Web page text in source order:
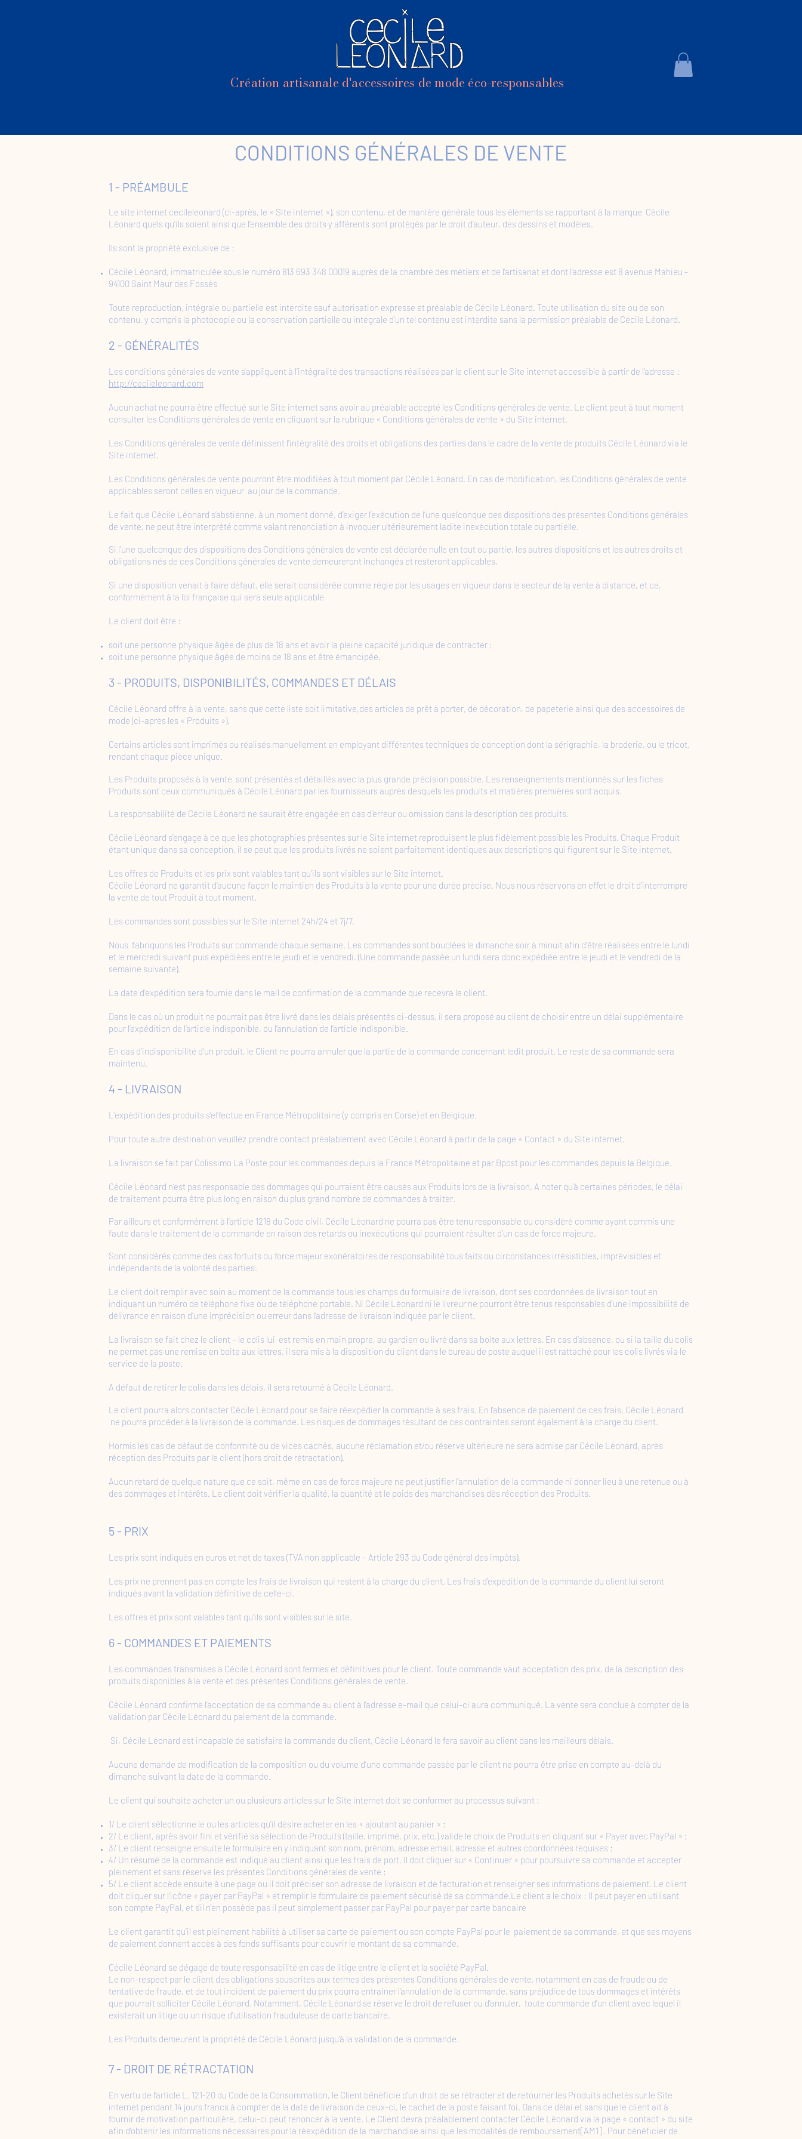
Création artisanale d'accessoires de mode éco-responsables
CONDITIONS GÉNÉRALES DE VENTE
1 - PRÉAMBULE
Le site internet cecileleonard (ci-après, le « Site internet »), son contenu, et de manière générale tous les éléments se rapportant à la marque Cécile
Léonard quels qu’ils soient ainsi que l’ensemble des droits y afférents sont protégés par le droit d’auteur, des dessins et modèles.
Ils sont la propriété exclusive de :
Cécile Léonard, immatriculée sous le numéro 813 693 348 00019 auprès de la chambre des métiers et de l’artisanat et dont l’adresse est 8 avenue Mahieu -
94100 Saint Maur des Fossés
Toute reproduction, intégrale ou partielle est interdite sauf autorisation expresse et préalable de Cécile Léonard. Toute utilisation du site ou de son
contenu, y compris la photocopie ou la conservation partielle ou intégrale d’un tel contenu est interdite sans la permission préalable de Cécile Léonard.
​2 - GÉNÉRALITÉS
Les conditions générales de vente s'appliquent à l’intégralité des transactions réalisées par le client sur le Site internet accessible à partir de l’adresse :
http://cecileleonard.com
Aucun achat ne pourra être effectué sur le Site internet sans avoir au préalable accepté les Conditions générales de vente. Le client peut à tout moment
consulter les Conditions générales de vente en cliquant sur la rubrique « Conditions générales de vente » du Site internet.
Les Conditions générales de vente définissent l’intégralité des droits et obligations des parties dans le cadre de la vente de produits Cécile Léonard via le
Site internet.
Les Conditions générales de vente pourront être modifiées à tout moment par Cécile Léonard. En cas de modification, les Conditions générales de vente
applicables seront celles en vigueur au jour de la commande.
Le fait que Cécile Léonard s’abstienne, à un moment donné, d’exiger l’exécution de l’une quelconque des dispositions des présentes Conditions générales
de vente, ne peut être interprété comme valant renonciation à invoquer ultérieurement ladite inexécution totale ou partielle.
Si l’une quelconque des dispositions des Conditions générales de vente est déclarée nulle en tout ou partie, les autres dispositions et les autres droits et
obligations nés de ces Conditions générales de vente demeureront inchangés et resteront applicables.
Si une disposition venait à faire défaut, elle serait considérée comme régie par les usages en vigueur dans le secteur de la vente à distance, et ce,
conformément à la loi française qui sera seule applicable
Le client doit être :
soit une personne physique âgée de plus de 18 ans et avoir la pleine capacité juridique de contracter ;
soit une personne physique âgée de moins de 18 ans et être émancipée.
​3 - PRODUITS, DISPONIBILITÉS, COMMANDES ET DÉLAIS
Cécile Léonard offre à la vente, sans que cette liste soit limitative,des articles de prêt à porter, de décoration, de papeterie ainsi que des accessoires de
mode (ci-après les « Produits »).
Certains articles sont imprimés ou réalisés manuellement en employant différentes techniques de conception dont la sérigraphie, la broderie, ou le tricot,
rendant chaque pièce unique.
Les Produits proposés à la vente sont présentés et détaillés avec la plus grande précision possible. Les renseignements mentionnés sur les fiches
Produits sont ceux communiqués à Cécile Léonard par les fournisseurs auprès desquels les produits et matières premières sont acquis.
La responsabilité de Cécile Léonard ne saurait être engagée en cas d’erreur ou omission dans la description des produits.
Cécile Léonard s’engage à ce que les photographies présentes sur le Site internet reproduisent le plus fidèlement possible les Produits. Chaque Produit
étant unique dans sa conception, il se peut que les produits livrés ne soient parfaitement identiques aux descriptions qui figurent sur le Site internet.
Les offres de Produits et les prix sont valables tant qu’ils sont visibles sur le Site internet.
Cécile Léonard ne garantit d’aucune façon le maintien des Produits à la vente pour une durée précise. Nous nous réservons en effet le droit d’interrompre
la vente de tout Produit à tout moment.
Les commandes sont possibles sur le Site internet 24h/24 et 7j/7.
Nous fabriquons les Produits sur commande chaque semaine. Les commandes sont bouclées le dimanche soir à minuit afin d’être réalisées entre le lundi
et le mercredi suivant puis expédiées entre le jeudi et le vendredi. (Une commande passée un lundi sera donc expédiée entre le jeudi et le vendredi de la
semaine suivante).
La date d’expédition sera fournie dans le mail de confirmation de la commande que recevra le client.
Dans le cas où un produit ne pourrait pas être livré dans les délais présentés ci-dessus, il sera proposé au client de choisir entre un délai supplémentaire
pour l’expédition de l’article indisponible, ou l’annulation de l’article indisponible.
En cas d’indisponibilité d’un produit, le Client ne pourra annuler que la partie de la commande concernant ledit produit. Le reste de sa commande sera
maintenu.
​4 - LIVRAISON
L’expédition des produits s’effectue en France Métropolitaine (y compris en Corse) et en Belgique.
Pour toute autre destination veuillez prendre contact préalablement avec Cécile Léonard à partir de la page « Contact » du Site internet.
La livraison se fait par Colissimo La Poste pour les commandes depuis la France Métropolitaine et par Bpost pour les commandes depuis la Belgique.
Cécile Léonard n’est pas responsable des dommages qui pourraient être causés aux Produits lors de la livraison. A noter qu’à certaines périodes, le délai
de traitement pourra être plus long en raison du plus grand nombre de commandes à traiter.
Par ailleurs et conformément à l’article 1218 du Code civil, Cécile Léonard ne pourra pas être tenu responsable ou considéré comme ayant commis une
faute dans le traitement de la commande en raison des retards ou inexécutions qui pourraient résulter d’un cas de force majeure.
Sont considérés comme des cas fortuits ou force majeur exonératoires de responsabilité tous faits ou circonstances irrésistibles, imprévisibles et
indépendants de la volonté des parties.
Le client doit remplir avec soin au moment de la commande tous les champs du formulaire de livraison, dont ses coordonnées de livraison tout en
indiquant un numéro de téléphone fixe ou de téléphone portable. Ni Cécile Léonard ni le livreur ne pourront être tenus responsables d’une impossibilité de
délivrance en raison d’une imprécision ou erreur dans l’adresse de livraison indiquée par le client.
La livraison se fait chez le client – le colis lui est remis en main propre, au gardien ou livré dans sa boite aux lettres. En cas d’absence, ou si la taille du colis
ne permet pas une remise en boite aux lettres, il sera mis à la disposition du client dans le bureau de poste auquel il est rattaché pour les colis livrés via le
service de la poste.
A défaut de retirer le colis dans les délais, il sera retourné à Cécile Léonard.
Le client pourra alors contacter Cécile Léonard pour se faire réexpédier la commande à ses frais. En l’absence de paiement de ces frais, Cécile Léonard
ne pourra procéder à la livraison de la commande. Les risques de dommages résultant de ces contraintes seront également à la charge du client.
Hormis les cas de défaut de conformité ou de vices cachés, aucune réclamation et/ou réserve ultérieure ne sera admise par Cécile Léonard, après
réception des Produits par le client (hors droit de rétractation).
Aucun retard de quelque nature que ce soit, même en cas de force majeure ne peut justifier l’annulation de la commande ni donner lieu à une retenue ou à
des dommages et intérêts. Le client doit vérifier la qualité, la quantité et le poids des marchandises dès réception des Produits.
​5 - PRIX
Les prix sont indiqués en euros et net de taxes (TVA non applicable – Article 293 du Code général des impôts).
Les prix ne prennent pas en compte les frais de livraison qui restent à la charge du client. Les frais d’expédition de la commande du client lui seront
indiqués avant la validation définitive de celle-ci.
Les offres et prix sont valables tant qu’ils sont visibles sur le site.
​6 - COMMANDES ET PAIEMENTS
Les commandes transmises à Cécile Léonard sont fermes et définitives pour le client. Toute commande vaut acceptation des prix, de la description des
produits disponibles à la vente et des présentes Conditions générales de vente.
Cécile Léonard confirme l’acceptation de sa commande au client à l’adresse e-mail que celui-ci aura communiqué. La vente sera conclue à compter de la
validation par Cécile Léonard du paiement de la commande.
Si, Cécile Léonard est incapable de satisfaire la commande du client, Cécile Léonard le fera savoir au client dans les meilleurs délais.
Aucune demande de modification de la composition ou du volume d’une commande passée par le client ne pourra être prise en compte au-delà du
dimanche suivant la date de la commande.
Le client qui souhaite acheter un ou plusieurs articles sur le Site internet doit se conformer au processus suivant :
1/ Le client sélectionne le ou les articles qu’il désire acheter en les « ajoutant au panier » ;
2/ Le client, après avoir fini et vérifié sa sélection de Produits (taille, imprimé, prix, etc.) valide le choix de Produits en cliquant sur « Payer avec PayPal » ;
3/ Le client renseigne ensuite le formulaire en y indiquant son nom, prénom, adresse email, adresse et autres coordonnées requises ;
4/ Un résumé de la commande est indiqué au client ainsi que les frais de port. Il doit cliquer sur « Continuer » pour poursuivre sa commande et accepter
pleinement et sans réserve les présentes Conditions générales de vente ;
5/ Le client accède ensuite à une page ou il doit préciser son adresse de livraison et de facturation et renseigner ses informations de paiement. Le client
doit cliquer sur l’icône « payer par PayPal » et remplir le formulaire de paiement sécurisé de sa commande.Le client a le choix : Il peut payer en utilisant
son compte PayPal, et s'il n'en possède pas il peut simplement passer par PayPal pour payer par carte bancaire
Le client garantit qu’il est pleinement habilité à utiliser sa carte de paiement ou son compte PayPal pour le paiement de sa commande, et que ses moyens
de paiement donnent accès à des fonds suffisants pour couvrir le montant de sa commande.
Cécile Léonard se dégage de toute responsabilité en cas de litige entre le client et la société PayPal.
Le non-respect par le client des obligations souscrites aux termes des présentes Conditions générales de vente, notamment en cas de fraude ou de
tentative de fraude, et de tout incident de paiement du prix pourra entrainer l’annulation de la commande, sans préjudice de tous dommages et intérêts
que pourrait solliciter Cécile Léonard. Notamment, Cécile Léonard se réserve le droit de refuser ou d’annuler, toute commande d’un client avec lequel il
existerait un litige ou un risque d’utilisation frauduleuse de carte bancaire.
Les Produits demeurent la propriété de Cécile Léonard jusqu’à la validation de la commande.
​7 - DROIT DE RÉTRACTATION
En vertu de l’article L. 121-20 du Code de la Consommation, le Client bénéficie d’un droit de se rétracter et de retourner les Produits achetés sur le Site
internet pendant 14 jours francs à compter de la date de livraison de ceux-ci, le cachet de la poste faisant foi. Dans ce délai et sans que le client ait à
fournir de motivation particulière, celui-ci peut renoncer à la vente. Le Client devra préalablement contacter Cécile Léonard via la page « contact » du site
afin d’obtenir les informations nécessaires pour la réexpédition de la marchandise ainsi que les modalités de remboursement[AM1] . Pour bénéficier de